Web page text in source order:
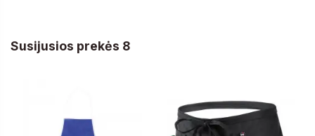
Susijusios prekės 8